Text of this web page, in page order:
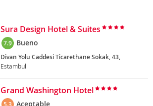
Sura Design Hotel & Suites
7.9 Bueno
Divan Yolu Caddesi Ticarethane Sokak, 43,
Estambul
Grand Washington Hotel
5.3 Aceptable